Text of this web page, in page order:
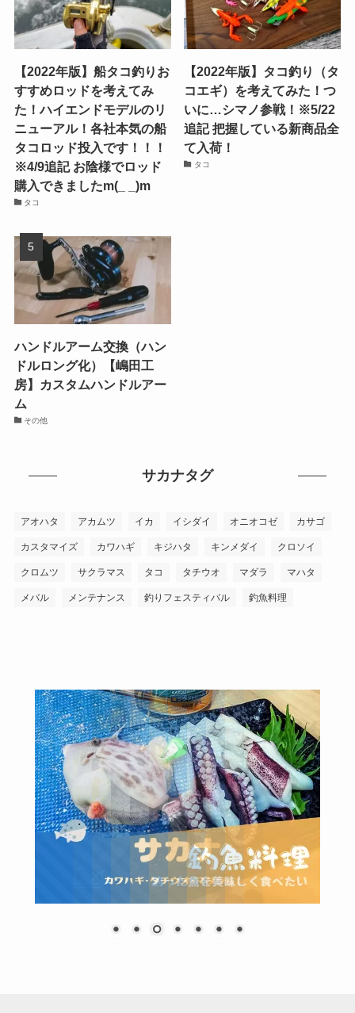
【2022年版】船タコ釣りお
すすめロッドを考えてみ
た！ハイエンドモデルのリ
ニューアル！各社本気の船
タコロッド投入です！！！
※4/9追記 お陰様でロッド
購入できましたm(_ _)m
タコ
【2022年版】タコ釣り（タ
コエギ）を考えてみた！つ
いに…シマノ参戦！※5/22
追記 把握している新商品全
て入荷！
タコ
ハンドルアーム交換（ハン
ドルロング化）【嶋田工
房】カスタムハンドルアー
ム
その他
サカナタグ
アオハタ アカムツ イカ イシダイ オニオコゼ カサゴ
カスタマイズ カワハギ キジハタ キンメダイ クロソイ
クロムツ サクラマス タコ タチウオ マダラ マハタ
メバル メンテナンス 釣りフェスティバル 釣魚料理